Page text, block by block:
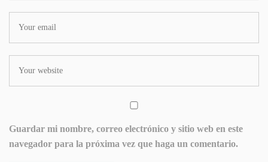
Guardar mi nombre, correo electrónico y sitio web en este
navegador para la próxima vez que haga un comentario.